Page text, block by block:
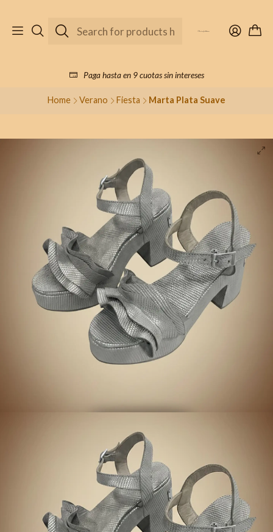
Paga hasta en 9 cuotas sin intereses
Home Verano Fiesta Marta Plata Suave